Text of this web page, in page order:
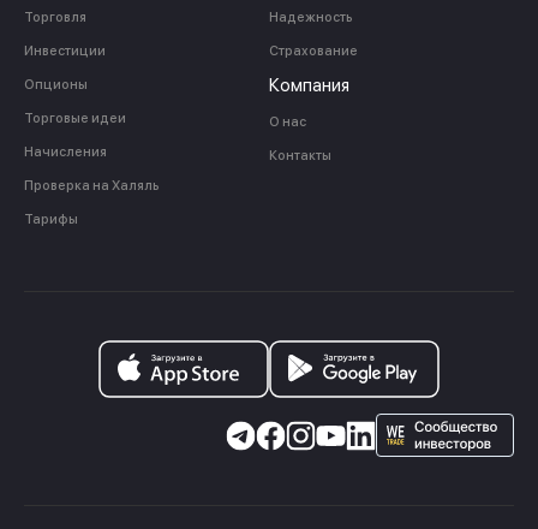
Торговля
Инвестиции
Опционы
Торговые идеи
Начисления
Проверка на Халяль
Тарифы
Надежность
Страхование
Компания
О нас
Контакты